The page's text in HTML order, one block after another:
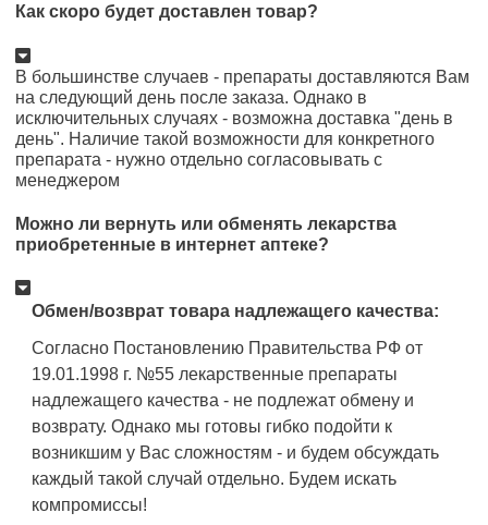
Как скоро будет доставлен товар?
В большинстве случаев - препараты доставляются Вам
на следующий день после заказа. Однако в
исключительных случаях - возможна доставка "день в
день". Наличие такой возможности для конкретного
препарата - нужно отдельно согласовывать с
менеджером
Можно ли вернуть или обменять лекарства
приобретенные в интернет аптеке?
Обмен/возврат товара надлежащего качества:
Согласно Постановлению Правительства РФ от
19.01.1998 г. №55 лекарственные препараты
надлежащего качества - не подлежат обмену и
возврату. Однако мы готовы гибко подойти к
возникшим у Вас сложностям - и будем обсуждать
каждый такой случай отдельно. Будем искать
компромиссы!